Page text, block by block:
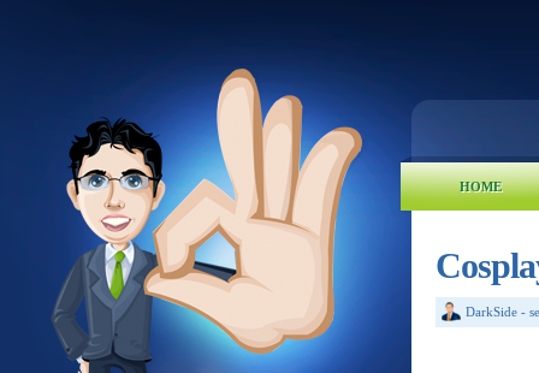
HOME
DarkSide -